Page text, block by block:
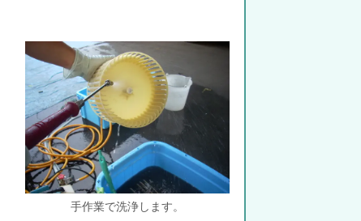
手作業で洗浄します。